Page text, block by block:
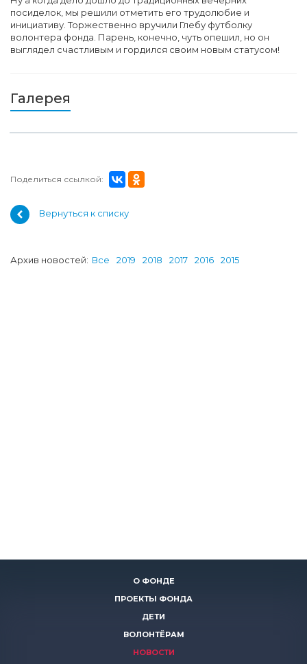
посиделок, мы решили отметить его трудолюбие и
инициативу. Торжественно вручили Глебу футболку
волонтера фонда. Парень, конечно, чуть опешил, но он
выглядел счастливым и гордился своим новым статусом!
Галерея
Поделиться ссылкой:
Вернуться к списку
Архив новостей: Все 2019 2018 2017 2016 2015
О ФОНДЕ
ПРОЕКТЫ ФОНДА
ДЕТИ
ВОЛОНТЁРАМ
НОВОСТИ